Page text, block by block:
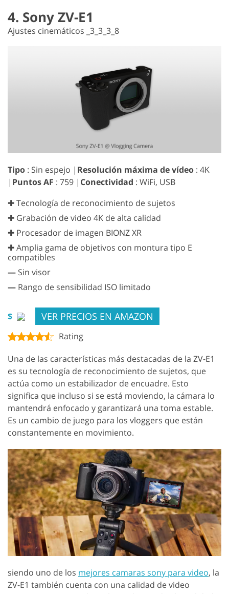
4. Sony ZV-E1
Ajustes cinemáticos _3_3_3_8
Tipo : Sin espejo | Resolución máxima de vídeo : 4K
| Puntos AF : 759 | Conectividad : WiFi, USB
✚ Tecnología de reconocimiento de sujetos
✚ Grabación de video 4K de alta calidad
✚ Procesador de imagen BIONZ XR
✚ Amplia gama de objetivos con montura tipo E
compatibles
— Sin visor
— Rango de sensibilidad ISO limitado
$ VER PRECIOS EN AMAZON
Rating
Una de las características más destacadas de la ZV-E1
es su tecnología de reconocimiento de sujetos, que
actúa como un estabilizador de encuadre. Esto
significa que incluso si se está moviendo, la cámara lo
mantendrá enfocado y garantizará una toma estable.
Es un cambio de juego para los vloggers que están
constantemente en movimiento.
siendo uno de los mejores camaras sony para video, la
ZV-E1 también cuenta con una calidad de video